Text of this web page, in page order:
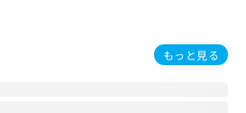
もっと見る